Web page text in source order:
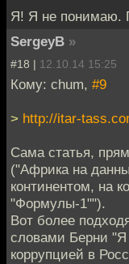
Я! Я не понимаю.
SergeyB »
#18 | 12.10.14 15:25
Кому: chum, #9
> http://itar-
Сама статья,
("Африка на
континентом, на
"Формулы-1"").
Вот более
словами Берни "Я
коррупцией в